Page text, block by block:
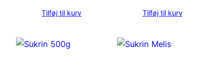
Tilføj til kurv Tilføj til kurv